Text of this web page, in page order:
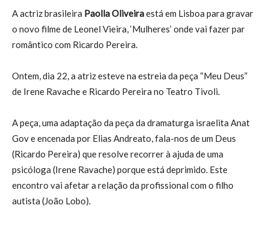
A actriz brasileira Paolla Oliveiraestá em Lisboa para gravar
o novo filme de Leonel Vieira, ‘Mulheres’ onde vai fazer par
romântico com Ricardo Pereira.
Ontem, dia 22, a atriz esteve na estreia da peça “Meu Deus”
de Irene Ravache e Ricardo Pereira no Teatro Tivoli.
A peça, uma adaptação da peça da dramaturga israelita Anat
Gov e encenada por Elias Andreato, fala-nos de um Deus
(Ricardo Pereira) que resolve recorrer à ajuda de uma
psicóloga (Irene Ravache) porque está deprimido. Este
encontro vai afetar a relação da profissional com o filho
autista (João Lobo).